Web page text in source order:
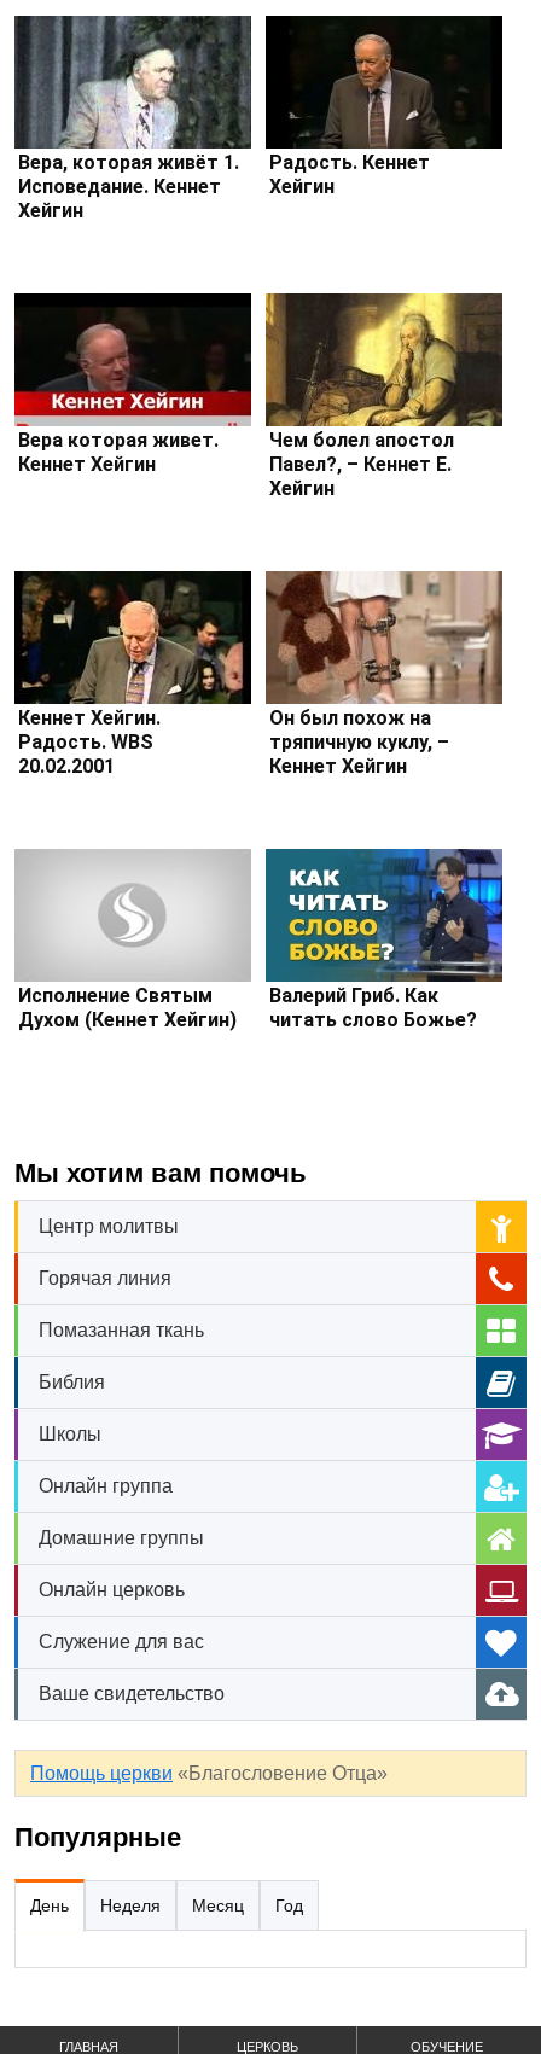
Вера, которая живёт 1.
Исповедание. Кеннет
Хейгин
Радость. Кеннет
Хейгин
Вера которая живет.
Кеннет Хейгин
Чем болел апостол
Павел?, – Кеннет Е.
Хейгин
Кеннет Хейгин.
Радость. WBS
20.02.2001
Он был похож на
тряпичную куклу, –
Кеннет Хейгин
Исполнение Святым
Духом (Кеннет Хейгин)
Валерий Гриб. Как
читать слово Божье?
Мы хотим вам помочь
Центр молитвы
Горячая линия
Помазанная ткань
Библия
Школы
Онлайн группа
Домашние группы
Онлайн церковь
Служение для вас
Ваше свидетельство
Помощь церкви «Благословение Отца»
Популярные
День Неделя Месяц Год
ГЛАВНАЯ ЦЕРКОВЬ ОБУЧЕНИЕ